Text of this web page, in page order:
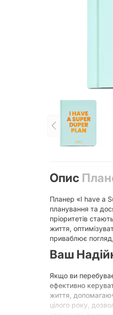
Опис
Планер «I have a
планування та
пріоритетів
життя,
приваблює
Ваш
Якщо ви
ефективно
життя,
цілого року,